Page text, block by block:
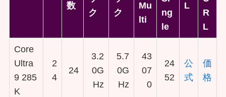
数
ク
ク
Mu
lti
ng
le
L
R
L
Core
Ultra
9 285
K
2
4
24
3.2
0G
Hz
5.7
0G
Hz
43
07
0
24
52
公
式
価
格